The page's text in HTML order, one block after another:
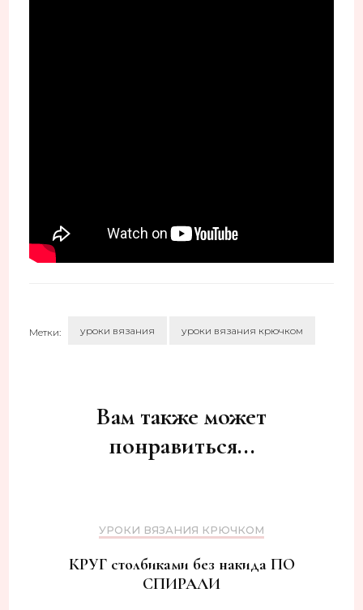
Метки: уроки вязания уроки вязания крючком
записямВам также может
понравиться...
УРОКИ ВЯЗАНИЯ КРЮЧКОМ
КРУГ столбиками без накида ПО
СПИРАЛИ